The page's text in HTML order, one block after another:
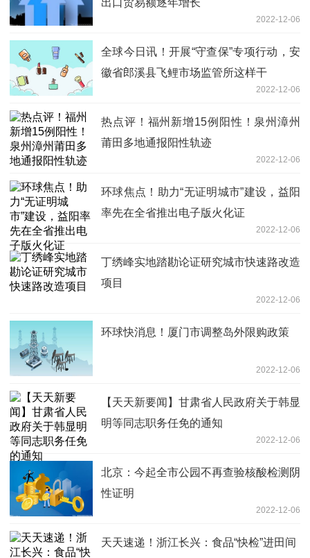
出口贸易额逐年增长
2022-12-06
全球今日讯！开展“守查保”专项行动，安
徽省郎溪县飞鲤市场监管所这样干
2022-12-06
热点评！福州新增15例阳性！泉州漳州
莆田多地通报阳性轨迹
2022-12-06
环球焦点！助力“无证明城市”建设，益阳
率先在全省推出电子版火化证
2022-12-06
丁绣峰实地踏勘论证研究城市快速路改造
项目
2022-12-06
环球快消息！厦门市调整岛外限购政策
2022-12-06
【天天新要闻】甘肃省人民政府关于韩显
明等同志职务任免的通知
2022-12-06
北京：今起全市公园不再查验核酸检测阴
性证明
2022-12-06
天天速递！浙江长兴：食品“快检”进田间